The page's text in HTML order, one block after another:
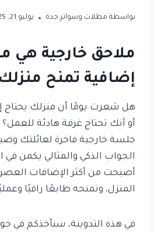
بواسطة مظلات وسواتر جدة يوليو 21, 2025
ملاحق خارجية هي
إضافية تمنح
هل شعرت يومًا أن منزلك يحتاج
أو أنك تحتاج غرفة هادئة للعمل؟
جلسة خارجية فاخرة لعائلتك
الجواب الذكي والمثالي يكمن في
أصبحت من أكثر الإضافات
المنزل، وتمنحه طابعًا راقيًا
في هذه التدوينة، سنأخذكم في